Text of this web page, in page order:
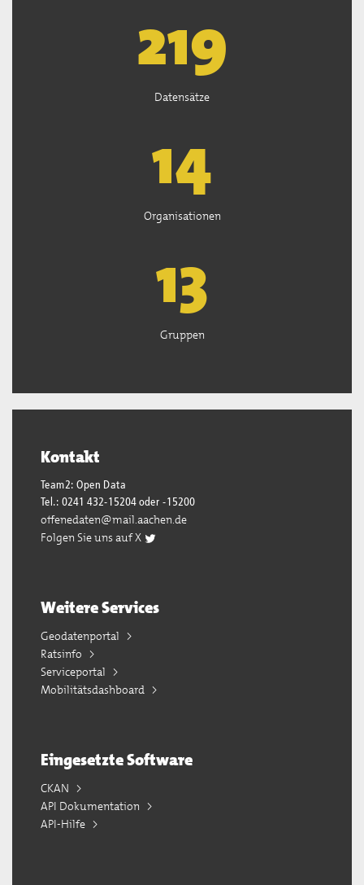
221
Datensätze
15
Organisationen
13
Gruppen
Kontakt
Team2: Open Data
Tel.: 0241 432-15204 oder -15200
offenedaten@mail.aachen.de
Folgen Sie uns auf X
Weitere Services
Geodatenportal
Ratsinfo
Serviceportal
Mobilitätsdashboard
Eingesetzte Software
CKAN
API Dokumentation
API-Hilfe